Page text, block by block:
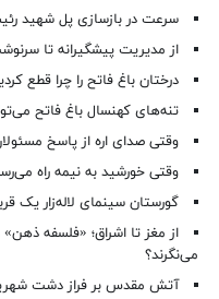
سرعت در بازسازی پل شهید
از مدیریت پیشگیرانه تا
درختان باغ فاتح را چرا قطع
تنه‌های کهنسال باغ فاتح
وقتی صدای اره از پاسخ
وقتی خورشید به نیمه راه
گورستان سینمای لاله‌زار یک
از مغز تا اشراق؛ «فلسفه
می‌نگرند؟
آتش مقدس بر فراز دشت